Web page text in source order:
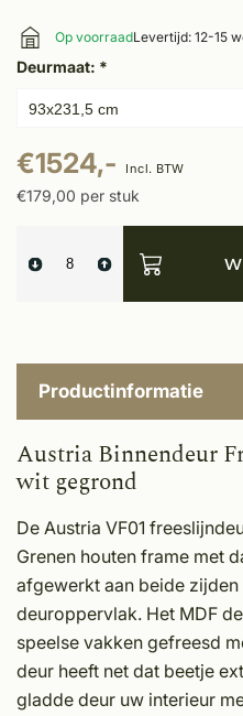
Op voorraadLevertijd: 12-15
Deurmaat: *
€1524,- Incl. BTW
€179,00 per stuk
Productinformatie
Austria Binnendeur
wit gegrond
De Austria VF01
Grenen houten frame met
afgewerkt aan beide zijden
deuroppervlak. Het MDF
speelse vakken gefreesd
deur heeft net dat beetje
gladde deur uw interieur